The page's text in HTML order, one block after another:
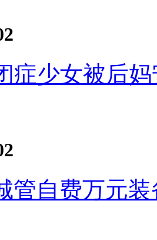
症少女被后
管自费万元